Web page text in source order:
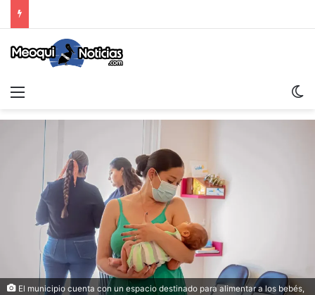
Menu
El municipio cuenta con un espacio destinado para alimentar a los bebés,